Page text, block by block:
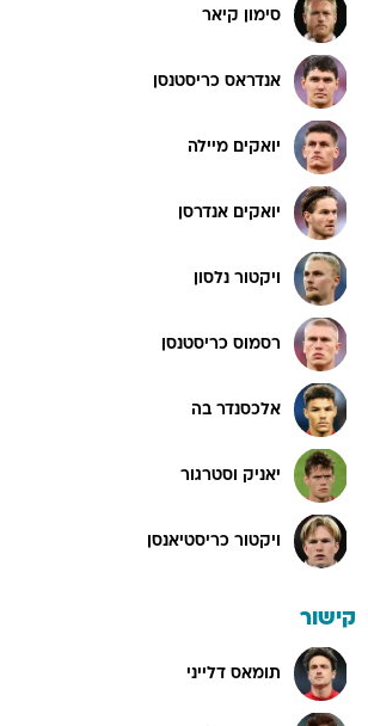
סימון קיאר
אנדראס כריסטנסן
יואקים מיילה
יואקים אנדרסן
ויקטור נלסון
רסמוס כריסטנסן
אלכסנדר בה
יאניק וסטרגור
ויקטור כריסטיאנסן
קישור
תומאס דלייני